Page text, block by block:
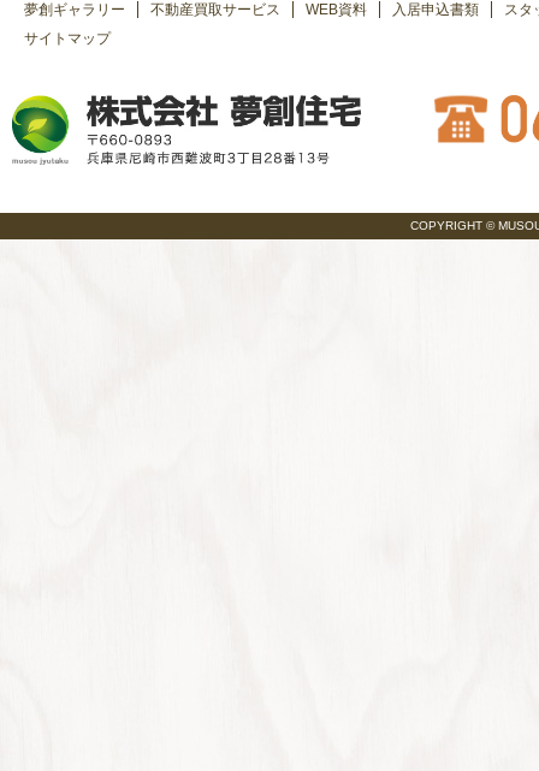
夢創ギャラリー
不動産買取サービス WEB資料 入居申込書類
スタ
サイトマップ
COPYRIGHT ©